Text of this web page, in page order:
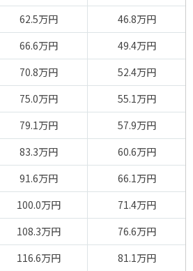
62.5万円
46.8万円
66.6万円
49.4万円
70.8万円
52.4万円
75.0万円
55.1万円
79.1万円
57.9万円
83.3万円
60.6万円
91.6万円
66.1万円
100.0万円
71.4万円
108.3万円
76.6万円
116.6万円
81.1万円